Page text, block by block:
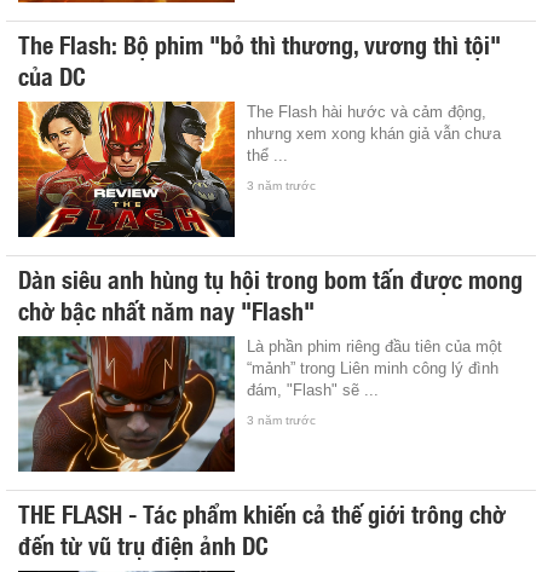
The Flash: Bộ phim "bỏ thì thương, vương thì tội"
của DC
The Flash hài hước và cảm động,
nhưng xem xong khán giả vẫn chưa
thể ...
3 năm trước
Dàn siêu anh hùng tụ hội trong bom tấn được mong
chờ bậc nhất năm nay "Flash"
Là phần phim riêng đầu tiên của một
“mảnh” trong Liên minh công lý đình
đám, "Flash" sẽ ...
3 năm trước
THE FLASH - Tác phẩm khiến cả thế giới trông chờ
đến từ vũ trụ điện ảnh DC